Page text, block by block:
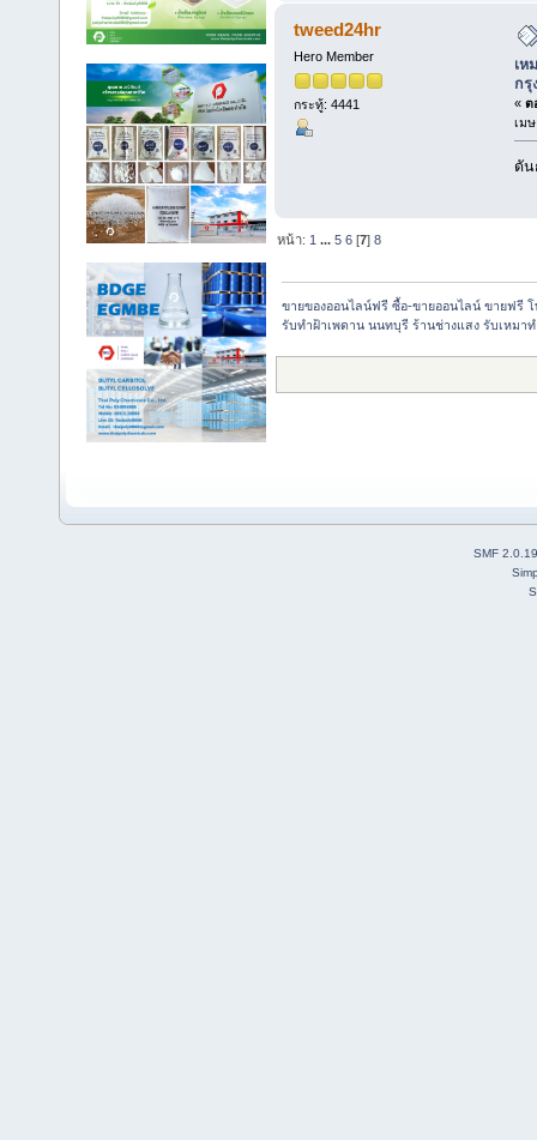
tweed24hr
Hero Member
กระทู้: 4441
เห
กรุ
« ต
เม
ดัน
หน้า: 1 ...5 6 [7]8
ขายของออนไลน์ฟรี ซื้อ-ขายออนไลน์ ขายฟรี
รับทำฝ้าเพดาน นนทบุรี ร้านช่างแสง รับเหม
SMF 2.0.19